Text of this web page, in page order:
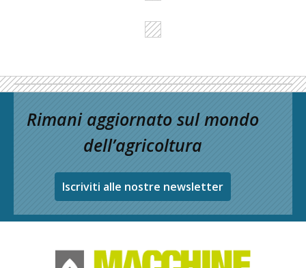
Rimani aggiornato sul mondo
dell’agricoltura
Iscriviti alle nostre newsletter